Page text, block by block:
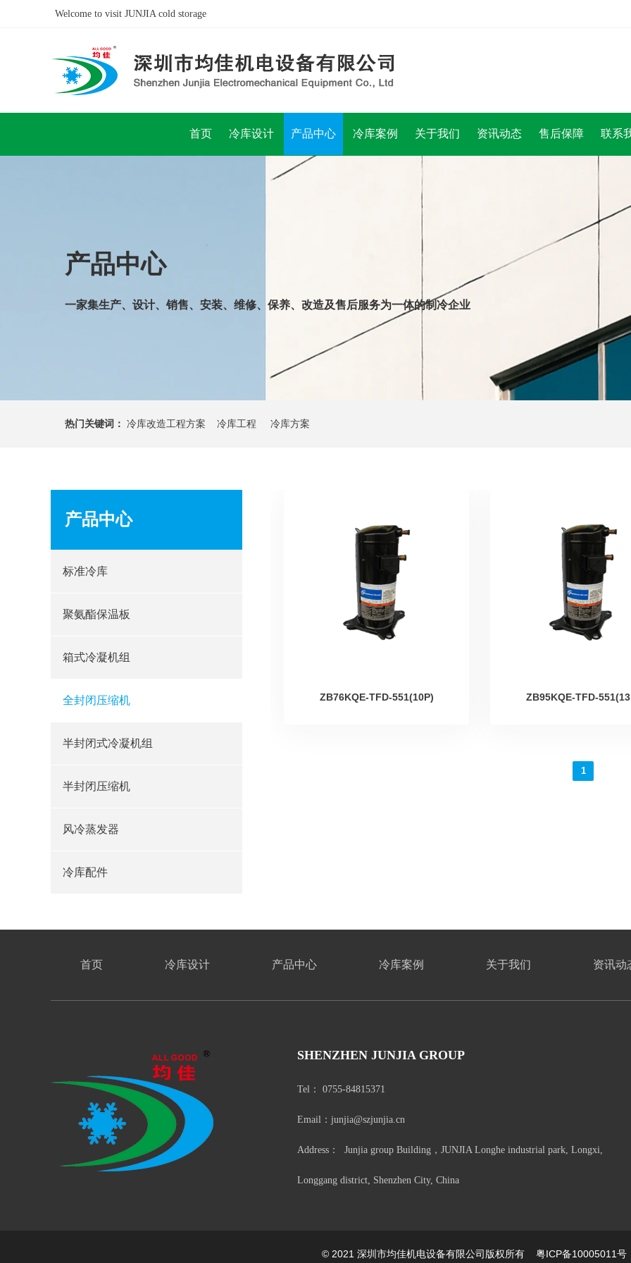
Welcome to visit JUNJIA cold storage
首页 冷库设计 产品中心 冷库案例 关于我们 资讯动态 售后保障 联系
产品中心
一家集生产、设计、销售、安装、维修、保养、改造及售后服务为一体的制冷企业
热门关键词： 冷库改造工程方案 冷库工程 冷库方案
产品中心
标准冷库
聚氨酯保温板
箱式冷凝机组
全封闭压缩机
半封闭式冷凝机组
半封闭压缩机
风冷蒸发器
冷库配件
ZB76KQE-TFD-551(10P) ZB95KQE-TFD-
1
首页 冷库设计 产品中心 冷库案例 关于我们 资讯动
SHENZHEN JUNJIA GROUP
Tel： 0755-84815371
Email：junjia@szjunjia.cn
Address： Junjia group Building，JUNJIA Longhe industrial park, Longxi,
Longgang district, Shenzhen City, China
© 2021 深圳市均佳机电设备有限公司版权所有 粤ICP备10005011号